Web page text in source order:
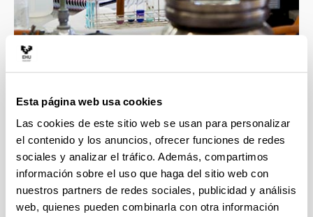
Esta página web usa cookies
Las cookies de este sitio web se usan para personalizar
el contenido y los anuncios, ofrecer funciones de redes
sociales y analizar el tráfico. Además, compartimos
información sobre el uso que haga del sitio web con
nuestros partners de redes sociales, publicidad y análisis
web, quienes pueden combinarla con otra información
Profesorado con gran calidad docente e
investigadora, esto asegura la mejor formación
en las áreas implicadas en el grado.
Contacto directo con un ambiente científico que
incluye grupos y líneas de investigación
punteras.